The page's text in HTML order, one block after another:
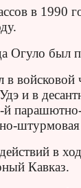
в 1990
Огуло был
войсковой
и в
й
в
Кавказ.